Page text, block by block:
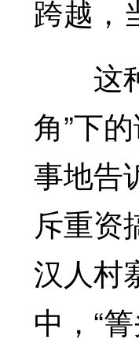
跨越，
这种
角”下
事地告
斥重资
汉人村
中，“